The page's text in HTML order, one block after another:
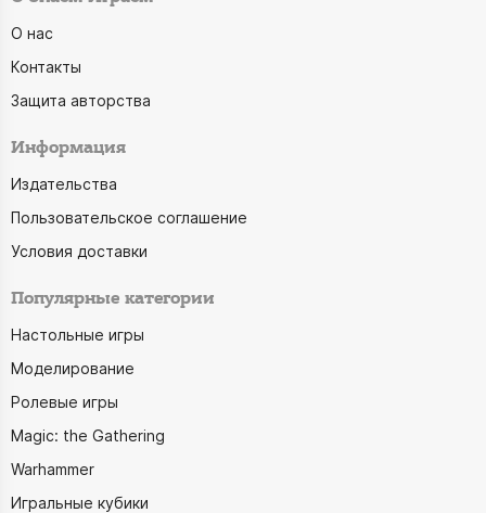
О нас
Контакты
Защита авторства
Информация
Издательства
Пользовательское соглашение
Условия доставки
Популярные категории
Настольные игры
Моделирование
Ролевые игры
Magic: the Gathering
Warhammer
Игральные кубики